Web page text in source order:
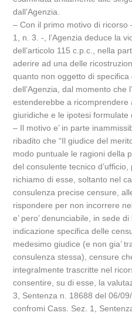
dall’Agenzia.
– Con il primo motivo di ricorso
1, n. 3. -, l’Agenzia deduce la
dell’articolo 115 c.p.c., nella
aderire ad una delle
quanto non oggetto di
dell’Agenzia, dal momento che
estenderebbe a ricomprendere
giuridiche e le ipotesi formulate
– Il motivo e’ in parte
ribadito che “Il giudice del
modo puntuale le ragioni della
del consulente tecnico
richiamo di esse, soltanto nel
consulenza precise censure,
rispondere per non incorrere
e’ pero’ denunciabile, in sede
indicazione specifica delle
medesimo giudice (e non gia’
consulenza stessa), censure
integralmente trascritte nel
consentire, su di esse, la
3, Sentenza n. 18688 del 06/
confromi Cass. Sez. 1,